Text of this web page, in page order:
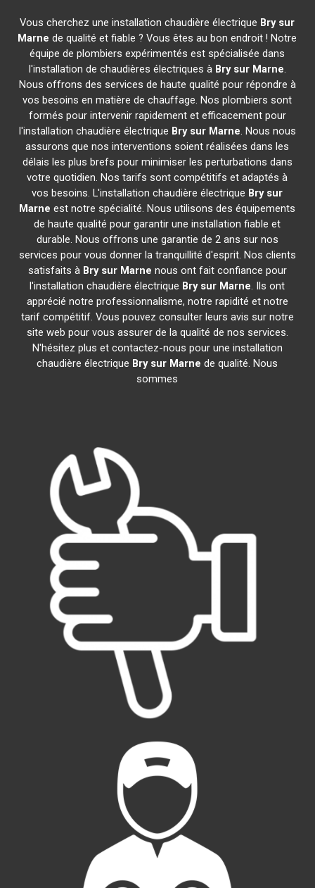
Vous cherchez une installation chaudière électrique Bry sur
Marne de qualité et fiable ? Vous êtes au bon endroit ! Notre
équipe de plombiers expérimentés est spécialisée dans
l'installation de chaudières électriques à Bry sur Marne.
Nous offrons des services de haute qualité pour répondre à
vos besoins en matière de chauffage. Nos plombiers sont
formés pour intervenir rapidement et efficacement pour
l'installation chaudière électrique Bry sur Marne. Nous nous
assurons que nos interventions soient réalisées dans les
délais les plus brefs pour minimiser les perturbations dans
votre quotidien. Nos tarifs sont compétitifs et adaptés à
vos besoins. L'installation chaudière électrique Bry sur
Marne est notre spécialité. Nous utilisons des équipements
de haute qualité pour garantir une installation fiable et
durable. Nous offrons une garantie de 2 ans sur nos
services pour vous donner la tranquillité d'esprit. Nos clients
satisfaits à Bry sur Marne nous ont fait confiance pour
l'installation chaudière électrique Bry sur Marne. Ils ont
apprécié notre professionnalisme, notre rapidité et notre
tarif compétitif. Vous pouvez consulter leurs avis sur notre
site web pour vous assurer de la qualité de nos services.
N'hésitez plus et contactez-nous pour une installation
chaudière électrique Bry sur Marne de qualité. Nous
sommes